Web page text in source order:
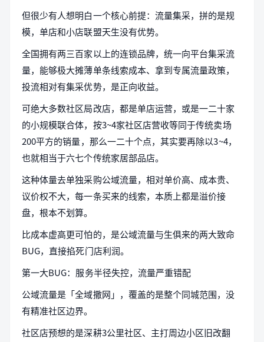
但很少有人想明白一个核心前提：流量集采，拼的是规
模，单店和小店联盟天生没有优势。
全国拥有两三百家以上的连锁品牌，统一向平台集采流
量，能够极大摊薄单条线索成本、拿到专属流量政策，
投流相对有集采优势，是正向收益。
可绝大多数社区局改店，都是单店运营，或是一二十家
的小规模联合体，按3~4家社区店营收等同于传统卖场
200平方的销量，那么一二十个点，其实要再除以3~4，
也就相当于六七个传统家居部品店。
这种体量去单独采购公域流量，相对单价高、成本贵、
议价权不大，每一条买来的线索，本质上都是溢价接
盘，根本不划算。
比成本虚高更可怕的，是公域流量与生俱来的两大致命
BUG，直接掐死门店利润。
第一大BUG：服务半径失控，流量严重错配
公域流量是「全域撒网」，覆盖的是整个同城范围，没
有精准社区边界。
社区店预想的是深耕3公里社区、主打周边小区旧改翻